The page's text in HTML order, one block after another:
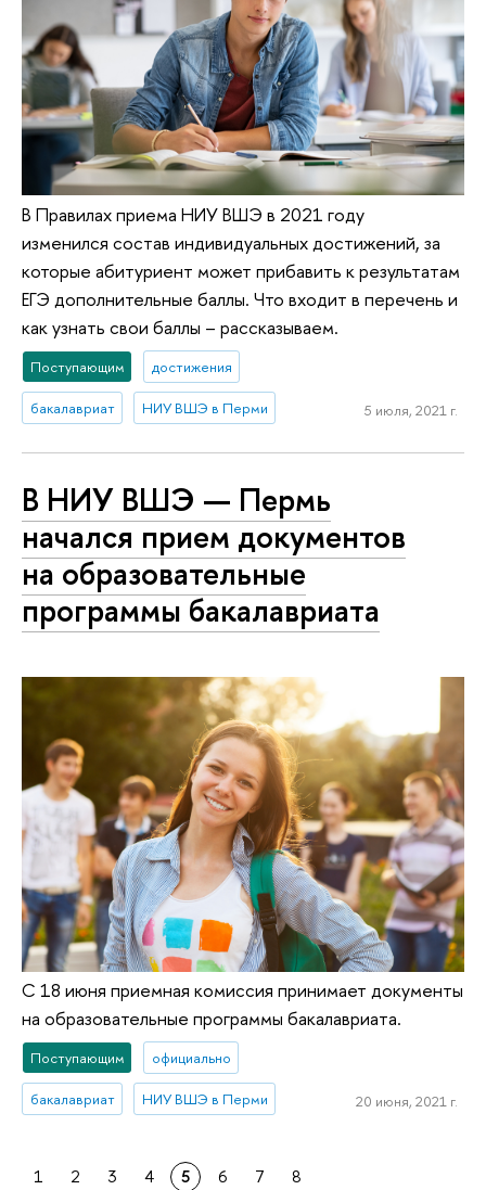
В Правилах приема НИУ ВШЭ в 2021 году
изменился состав индивидуальных достижений, за
которые абитуриент может прибавить к результатам
ЕГЭ дополнительные баллы. Что входит в перечень и
как узнать свои баллы – рассказываем.
Поступающим достижения
бакалавриат НИУ ВШЭ в Перми 5 июля, 2021 г.
В НИУ ВШЭ — Пермь
начался прием документов
на образовательные
программы бакалавриата
С 18 июня приемная комиссия принимает документы
на образовательные программы бакалавриата.
Поступающим официально
бакалавриат НИУ ВШЭ в Перми 20 июня, 2021 г.
1 2 3 4 5 6 7 8